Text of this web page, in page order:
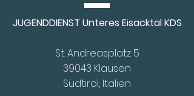
JUGENDDIENST Unteres Eisacktal KDS
St. Andreasplatz 5
39043 Klausen
Südtirol, Italien